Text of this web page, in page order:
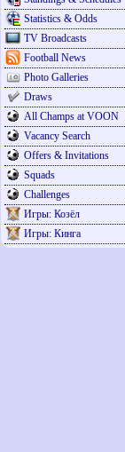
Statistics & Odds
TV Broadcasts
Football News
Photo Galleries
Draws
All Champs at VOON
Vacancy Search
Offers & Invitations
Squads
Challenges
Игры: Козёл
Игры: Кинга